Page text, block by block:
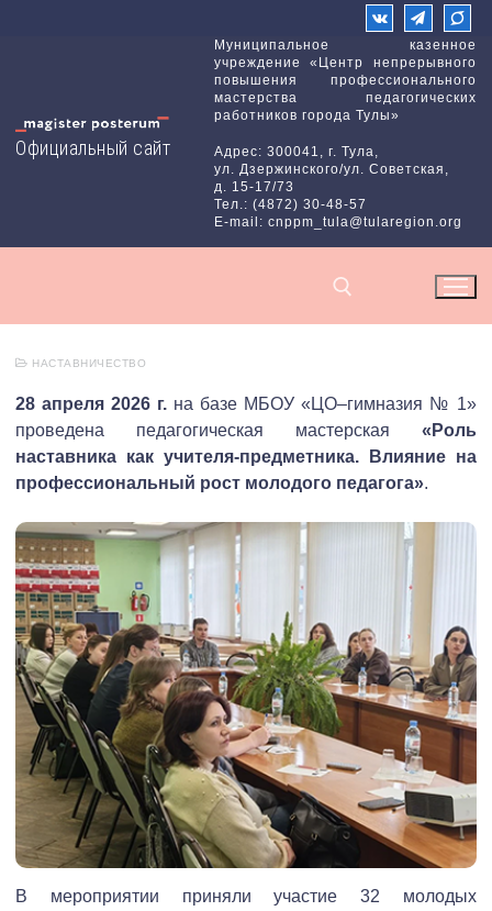
Официальный сайт
Муниципальное казенное
учреждение «Центр непрерывного
повышения профессионального
мастерства педагогических
работников города Тулы»
Адрес: 300041, г. Тула,
ул. Дзержинского/ул. Советская,
д. 15-17/73
Тел.: (4872) 30-48-57
E-mail: cnppm_tula@tularegion.org
НАСТАВНИЧЕСТВО
28 апреля 2026 г. на базе МБОУ «ЦО–гимназия № 1»
проведена педагогическая мастерская «Роль
наставника как учителя-предметника. Влияние на
профессиональный рост молодого педагога».
В мероприятии приняли участие 32 молодых